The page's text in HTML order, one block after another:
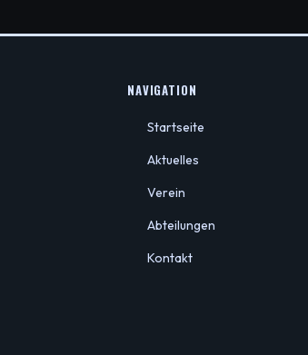
NAVIGATION
Startseite
Aktuelles
Verein
Abteilungen
Kontakt